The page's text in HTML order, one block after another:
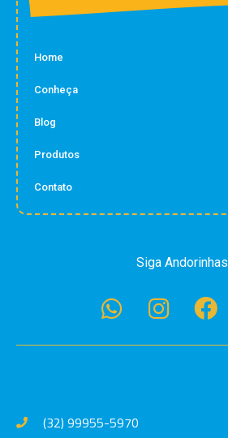
Home
Conheça
Blog
Produtos
Contato
Siga Andorinhas
(32) 99955-5970